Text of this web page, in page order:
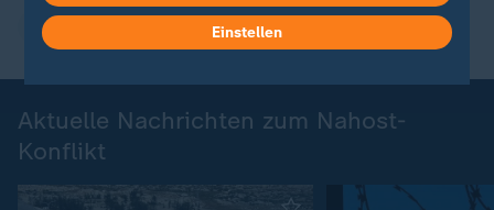
Nahost-Konflikt Israel
Aktuelle Nachrichten zum Nahost-
Konflikt
Einstellen